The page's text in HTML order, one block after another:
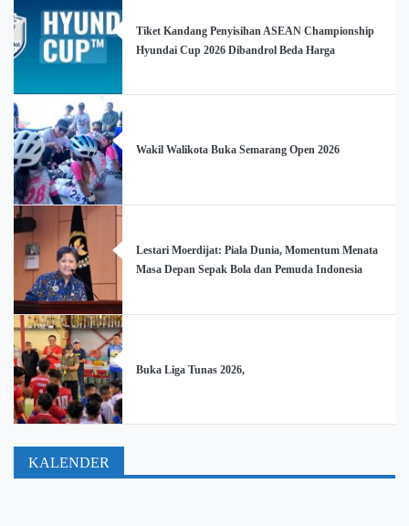
Tiket Kandang Penyisihan ASEAN Championship
Hyundai Cup 2026 Dibandrol Beda Harga
Wakil Walikota Buka Semarang Open 2026
Lestari Moerdijat: Piala Dunia, Momentum Menata
Masa Depan Sepak Bola dan Pemuda Indonesia
Buka Liga Tunas 2026,
KALENDER